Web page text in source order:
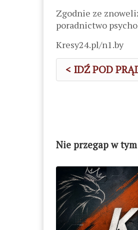
Zgodnie ze
poradnictwo
Kresy24.pl/n1.by
< IDŹ POD
Nie przegap w